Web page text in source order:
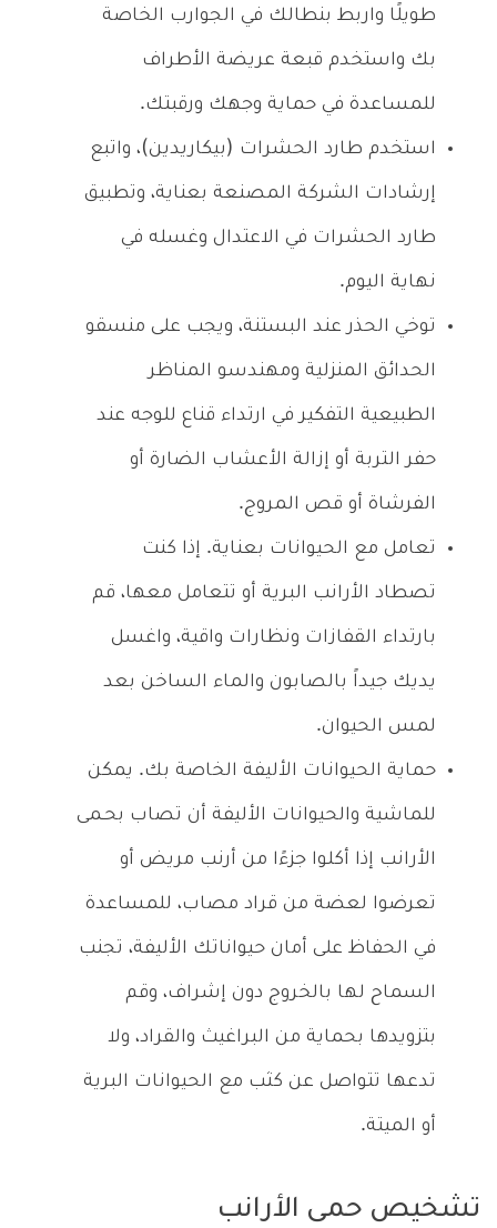
طويلًا واربط بنطالك في الجوارب الخاصة
بك واستخدم قبعة عريضة الأطراف
للمساعدة في حماية وجهك ورقبتك.
استخدم طارد الحشرات (بيكاريدين)، واتبع
إرشادات الشركة المصنعة بعناية، وتطبيق
طارد الحشرات في الاعتدال وغسله في
نهاية اليوم.
توخي الحذر عند البستنة، ويجب على منسقو
الحدائق المنزلية ومهندسو المناظر
الطبيعية التفكير في ارتداء قناع للوجه عند
حفر التربة أو إزالة الأعشاب الضارة أو
الفرشاة أو قص المروج.
تعامل مع الحيوانات بعناية. إذا كنت
تصطاد الأرانب البرية أو تتعامل معها، قم
بارتداء القفازات ونظارات واقية، واغسل
يديك جيداً بالصابون والماء الساخن بعد
لمس الحيوان.
حماية الحيوانات الأليفة الخاصة بك. يمكن
للماشية والحيوانات الأليفة أن تصاب بحـمى
الأرانب إذا أكلوا جزءًا من أرنب مريض أو
تعرضوا لعضة من قراد مصاب، للمساعدة
في الحفاظ على أمان حيواناتك الأليفة، تجنب
السماح لها بالخروج دون إشراف، وقم
بتزويدها بحماية من البراغيث والقراد، ولا
تدعها تتواصل عن كثب مع الحيوانات البرية
أو الميتة.
تشخيص حمى الأرانب